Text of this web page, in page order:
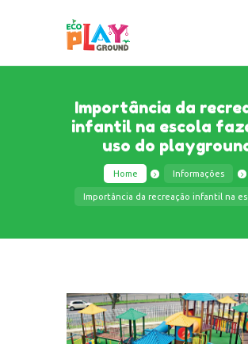
Importância da
infantil na escola
uso do
Home Informações
Importância da recreação infantil na